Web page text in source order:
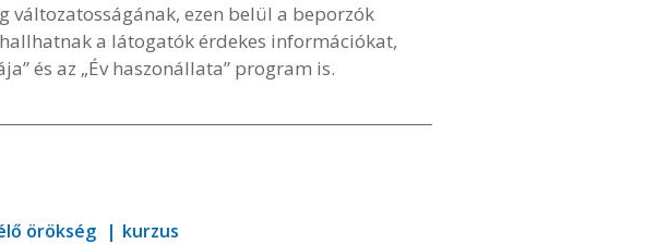
változatosságának, ezen belül a beporzók
a látogatók érdekes információkat,
és az „Év haszonállata” program is.
örökség kurzus